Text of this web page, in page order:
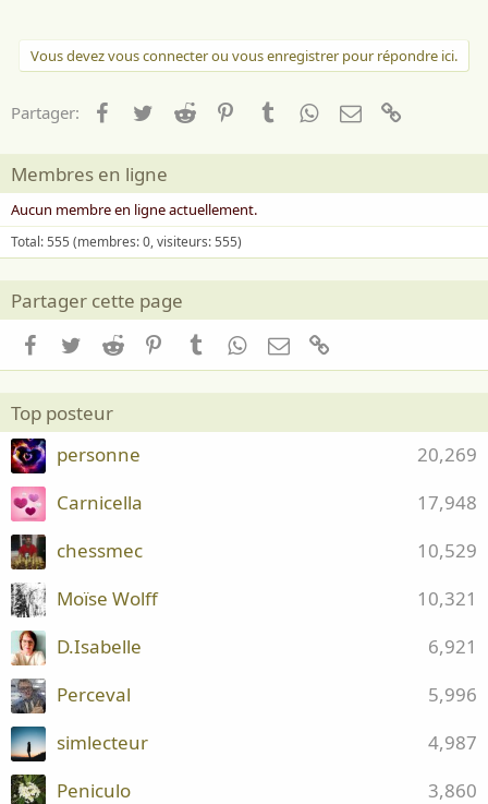
Vous devez vous connecter ou vous enregistrer pour répondre ici.
Partager: Facebook
TwitterReddit PinterestTumblrWhatsApp
Email
Membres en ligne
Aucun membre en ligne actuellement.
Total: 555 (membres: 0, visiteurs: 555)
Partager cette page
Facebook
TwitterReddit PinterestTumblrWhatsApp
Email
Top posteur
20,269
personne
17,948
Carnicella
10,529
chessmec
10,321
Moïse Wolff
6,921
D.Isabelle
5,996
Perceval
4,987
simlecteur
3,860
Peniculo